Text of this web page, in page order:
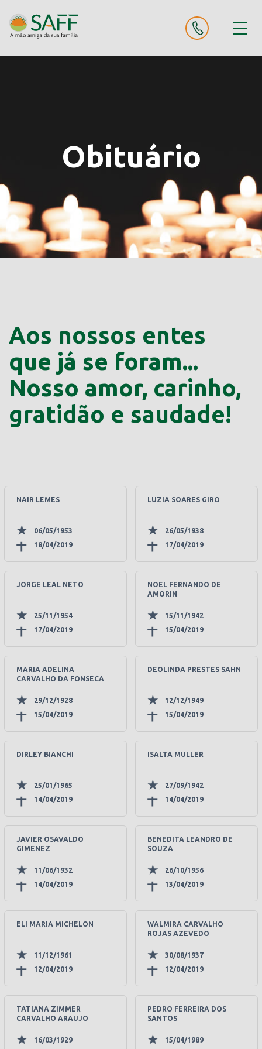
Obituário
Aos nossos entes
que já se foram...
Nosso amor, carinho,
gratidão e saudade!
NAIR LEMES
06/05/1953
18/04/2019
LUZIA SOARES GIRO
26/05/1938
17/04/2019
JORGE LEAL NETO
25/11/1954
17/04/2019
NOEL FERNANDO DE
AMORIN
15/11/1942
15/04/2019
MARIA ADELINA
CARVALHO DA FONSECA
29/12/1928
15/04/2019
DEOLINDA PRESTES SAHN
12/12/1949
15/04/2019
DIRLEY BIANCHI
25/01/1965
14/04/2019
ISALTA MULLER
27/09/1942
14/04/2019
JAVIER OSAVALDO
GIMENEZ
11/06/1932
14/04/2019
BENEDITA LEANDRO DE
SOUZA
26/10/1956
13/04/2019
ELI MARIA MICHELON
11/12/1961
12/04/2019
WALMIRA CARVALHO
ROJAS AZEVEDO
30/08/1937
12/04/2019
TATIANA ZIMMER
CARVALHO ARAUJO
16/03/1929
PEDRO FERREIRA DOS
SANTOS
15/04/1989